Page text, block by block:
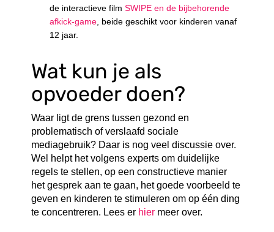
de interactieve filmSWIPE en de bijbehorende
afkick-game , beide geschikt voor kinderen vanaf
12 jaar.
Wat kun je als
opvoeder doen?
Waar ligt de grens tussen gezond en
problematisch of verslaafd sociale
mediagebruik? Daar is nog veel discussie over.
Wel helpt het volgens experts om duidelijke
regels te stellen, op een constructieve manier
het gesprek aan te gaan, het goede voorbeeld te
geven en kinderen te stimuleren om op één ding
te concentreren. Lees er hier meer over.